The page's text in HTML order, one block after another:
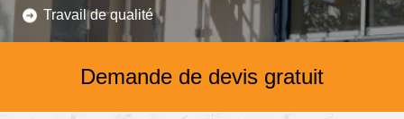
Travail de qualité
Demande de devis gratuit